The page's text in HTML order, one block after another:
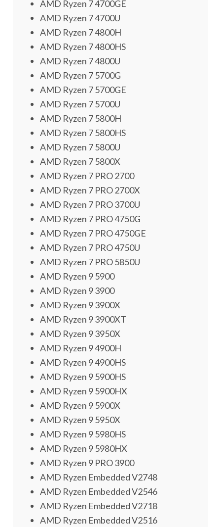
AMD Ryzen 7 4700GE
AMD Ryzen 7 4700U
AMD Ryzen 7 4800H
AMD Ryzen 7 4800HS
AMD Ryzen 7 4800U
AMD Ryzen 7 5700G
AMD Ryzen 7 5700GE
AMD Ryzen 7 5700U
AMD Ryzen 7 5800H
AMD Ryzen 7 5800HS
AMD Ryzen 7 5800U
AMD Ryzen 7 5800X
AMD Ryzen 7 PRO 2700
AMD Ryzen 7 PRO 2700X
AMD Ryzen 7 PRO 3700U
AMD Ryzen 7 PRO 4750G
AMD Ryzen 7 PRO 4750GE
AMD Ryzen 7 PRO 4750U
AMD Ryzen 7 PRO 5850U
AMD Ryzen 9 5900
AMD Ryzen 9 3900
AMD Ryzen 9 3900X
AMD Ryzen 9 3900XT
AMD Ryzen 9 3950X
AMD Ryzen 9 4900H
AMD Ryzen 9 4900HS
AMD Ryzen 9 5900HS
AMD Ryzen 9 5900HX
AMD Ryzen 9 5900X
AMD Ryzen 9 5950X
AMD Ryzen 9 5980HS
AMD Ryzen 9 5980HX
AMD Ryzen 9 PRO 3900
AMD Ryzen Embedded V2748
AMD Ryzen Embedded V2546
AMD Ryzen Embedded V2718
AMD Ryzen Embedded V2516